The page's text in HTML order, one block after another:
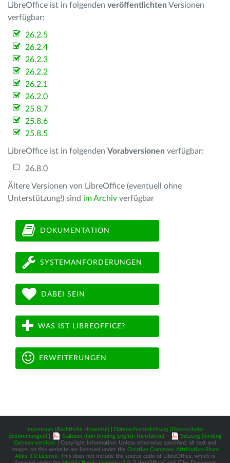
LibreOffice ist in folgenden veröffentlichten Versionen
verfügbar:
26.2.5
26.2.4
26.2.3
26.2.2
26.2.1
26.2.0
25.8.7
25.8.6
25.8.5
LibreOffice ist in folgenden Vorabversionen verfügbar:
26.8.0
Ältere Versionen von LibreOffice (eventuell ohne
Unterstützung!) sind im Archiv verfügbar
DOKUMENTATION
SYSTEMANFORDERUNGEN
DABEI SEIN
WAS IST LIBREOFFICE?
ERWEITERUNGEN
Impressum (Rechtliche Hinweise)|
Datenschutzerklärung (Datenschutz-
Bestimmungen)
Statutes (non-binding English translation) -
Satzung (binding
German version)
| Copyright information: Unless otherwise specified, all text and
images on this website are licensed under the Creative Commons Attribution-Share
Alike 3.0 License . This does not include the source code of LibreOffice, which is